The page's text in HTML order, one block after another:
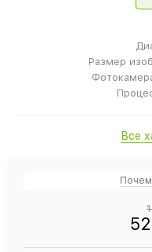
Размер
Все